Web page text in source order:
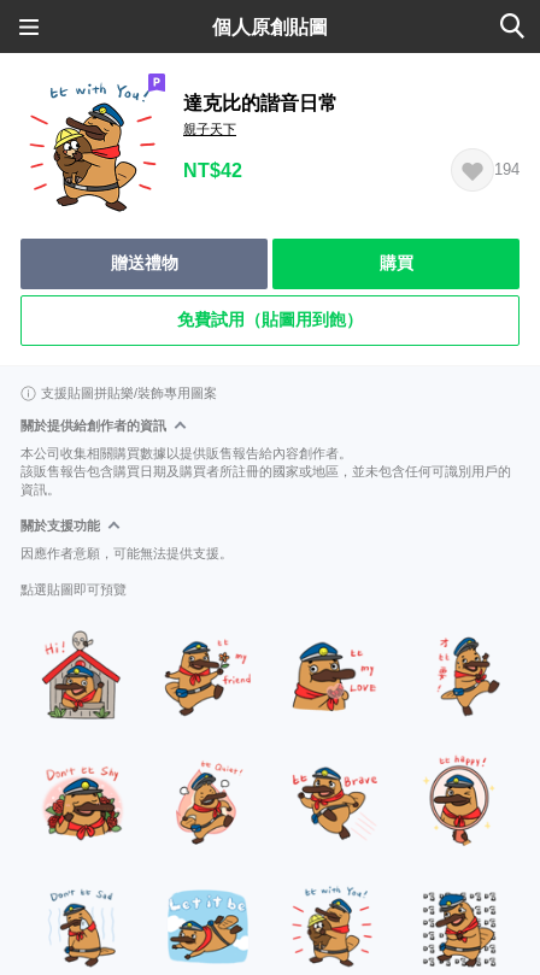
個人原創貼圖
達克比的諧音日常
親子天下
NT$42 194
贈送禮物 購買
免費試用（貼圖用到飽）
支援貼圖拼貼樂/裝飾專用圖案
關於提供給創作者的資訊
本公司收集相關購買數據以提供販售報告給內容創作者。
該販售報告包含購買日期及購買者所註冊的國家或地區，並未包含任何可識別用戶的
資訊。
關於支援功能
因應作者意願，可能無法提供支援。
點選貼圖即可預覽